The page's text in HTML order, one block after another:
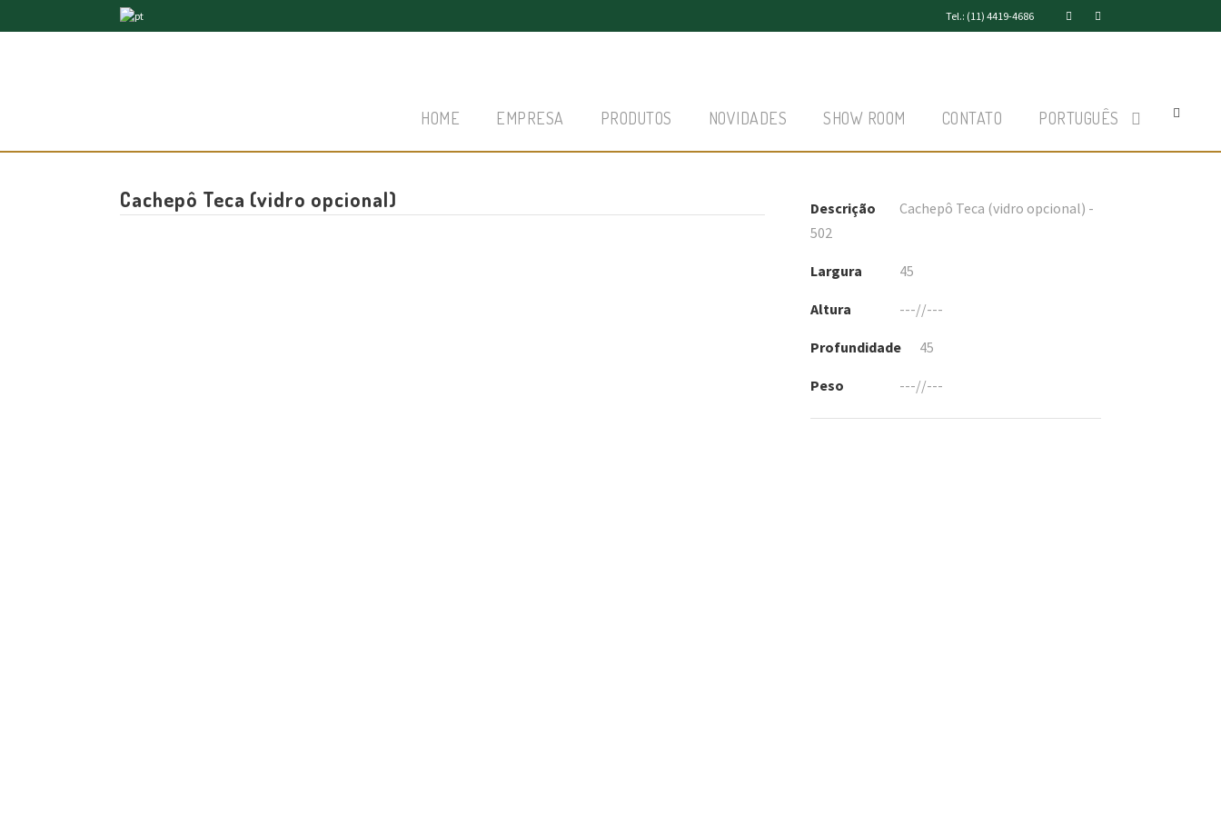
Tel.: (11) 4419-4686
HOME EMPRESA PRODUTOS NOVIDADES SHOW ROOM CONTATO PORTUGUÊS
Cachepô Teca (vidro opcional) Descrição
Cachepô Teca (vidro opcional) -
502
Largura 45
Altura ---//---
Profundidade 45
Peso ---//---